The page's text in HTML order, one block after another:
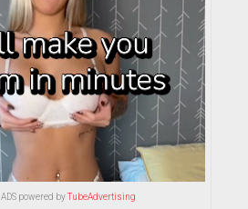
ADS powered byTubeAdvertising